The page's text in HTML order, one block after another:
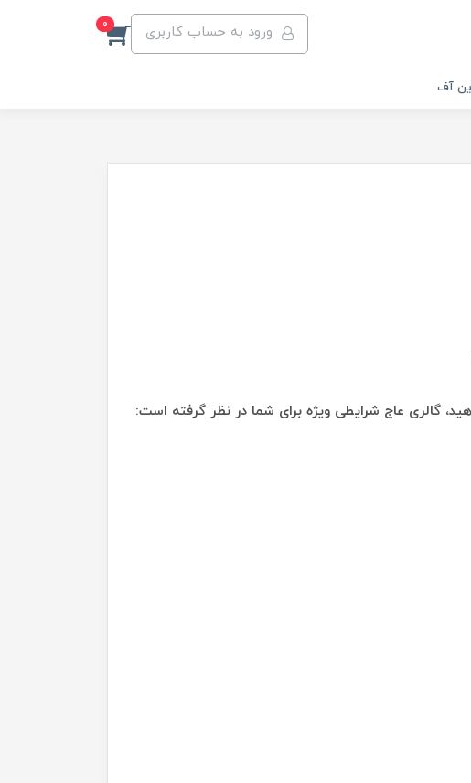
ورود به حساب کاربری 0
آف
گالری عاج شرایطی ویژه برای شما در نظر گرفته است: